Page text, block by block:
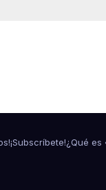
¡Subscríbete!¿Qué es